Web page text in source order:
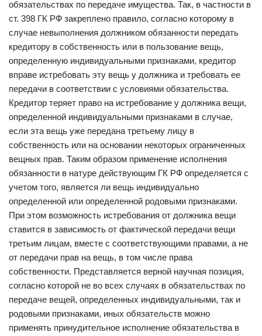
обязательствах по передаче имущества. Так, в частности в
ст. 398 ГК РФ закреплено правило, согласно которому в
случае невыполнения должником обязанности передать
кредитору в собственность или в пользование вещь,
определенную индивидуальными признаками, кредитор
вправе истребовать эту вещь у должника и требовать ее
передачи в соответствии с условиями обязательства.
Кредитор теряет право на истребование у должника вещи,
определенной индивидуальными признаками в случае,
если эта вещь уже передана третьему лицу в
собственность или на основании некоторых ограниченных
вещных прав. Таким образом применение исполнения
обязанности в натуре действующим ГК РФ определяется с
учетом того, является ли вещь индивидуально
определенной или определенной родовыми признаками.
При этом возможность истребования от должника вещи
ставится в зависимость от фактической передачи вещи
третьим лицам, вместе с соответствующими правами, а не
от передачи прав на вещь, в том числе права
собственности. Представляется верной научная позиция,
согласно которой не во всех случаях в обязательствах по
передаче вещей, определенных индивидуальными, так и
родовыми признаками, иных обязательств можно
применять принудительное исполнение обязательства в